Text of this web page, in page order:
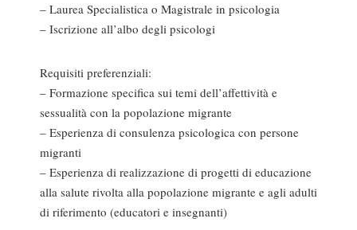
– Laurea Specialistica o Magistrale in psicologia
– Iscrizione all’albo degli psicologi
Requisiti preferenziali:
– Formazione specifica sui temi dell’affettività e
sessualità con la popolazione migrante
– Esperienza di consulenza psicologica con persone
migranti
– Esperienza di realizzazione di progetti di educazione
alla salute rivolta alla popolazione migrante e agli adulti
di riferimento (educatori e insegnanti)